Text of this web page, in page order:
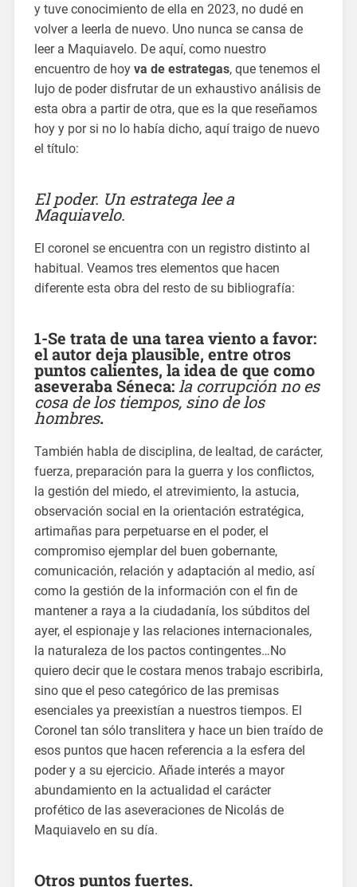
y tuve conocimiento de ella en 2023, no dudé en
volver a leerla de nuevo. Uno nunca se cansa de
leer a Maquiavelo. De aquí, como nuestro
encuentro de hoy va de estrategas, que tenemos el
lujo de poder disfrutar de un exhaustivo análisis de
esta obra a partir de otra, que es la que reseñamos
hoy y por si no lo había dicho, aquí traigo de nuevo
el título:
El poder. Un estratega lee a
Maquiavelo.
El coronel se encuentra con un registro distinto al
habitual. Veamos tres elementos que hacen
diferente esta obra del resto de su bibliografía:
1-Se trata de una tarea viento a favor:
el autor deja plausible, entre otros
puntos calientes, la idea de que como
aseveraba Séneca: la corrupción no es
cosa de los tiempos, sino de los
hombres.
También habla de disciplina, de lealtad, de carácter,
fuerza, preparación para la guerra y los conflictos,
la gestión del miedo, el atrevimiento, la astucia,
observación social en la orientación estratégica,
artimañas para perpetuarse en el poder, el
compromiso ejemplar del buen gobernante,
comunicación, relación y adaptación al medio, así
como la gestión de la información con el fin de
mantener a raya a la ciudadanía, los súbditos del
ayer, el espionaje y las relaciones internacionales,
la naturaleza de los pactos contingentes…No
quiero decir que le costara menos trabajo escribirla,
sino que el peso categórico de las premisas
esenciales ya preexistían a nuestros tiempos. El
Coronel tan sólo translitera y hace un bien traído de
esos puntos que hacen referencia a la esfera del
poder y a su ejercicio. Añade interés a mayor
abundamiento en la actualidad el carácter
profético de las aseveraciones de Nicolás de
Maquiavelo en su día.
Otros puntos fuertes.